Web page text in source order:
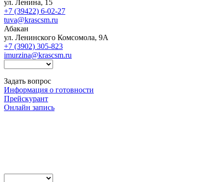
ул. Ленина, 15
+7 (39422) 6-02-27
tuva@krascsm.ru
Абакан
ул. Ленинского Комсомола, 9А
+7 (3902) 305-823
imurzina@krascsm.ru
Задать вопрос
Информация о готовности
Прейскурант
Онлайн запись